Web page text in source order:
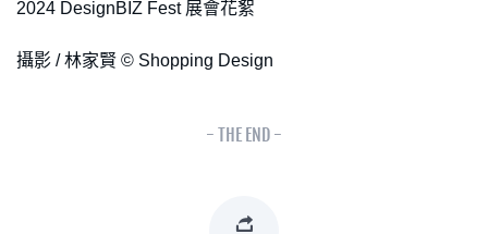
2024 DesignBIZ Fest 展會花絮
攝影 / 林家賢 © Shopping Design
- THE END -